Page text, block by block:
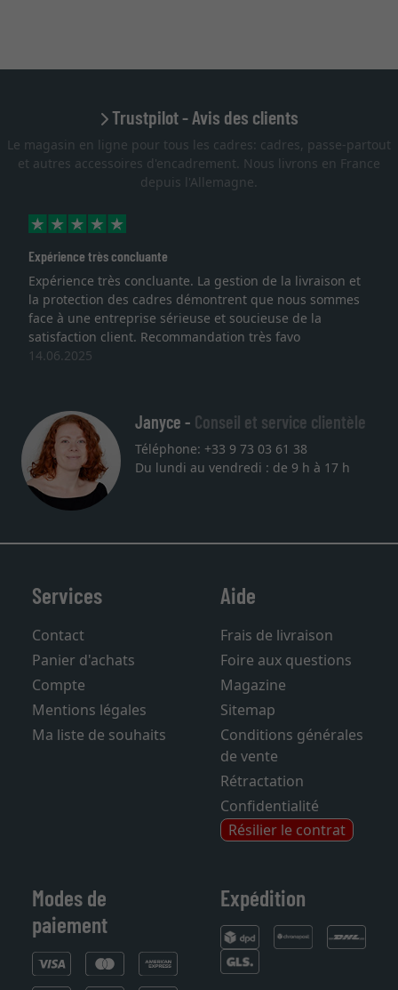
Trustpilot - Avis des clients
Le magasin en ligne pour tous les cadres: cadres, passe-partout
et autres accessoires d'encadrement. Nous livrons en France
depuis l'Allemagne.
Expérience très concluante
Expérience très concluante. La gestion de la livraison et
la protection des cadres démontrent que nous sommes
face à une entreprise sérieuse et soucieuse de la
satisfaction client. Recommandation très favo
14.06.2025
Janyce - Conseil et service clientèle
Téléphone: +33 9 73 03 61 38
Du lundi au vendredi : de 9 h à 17 h
Services
Contact
Panier d'achats
Compte
Mentions légales
Ma liste de souhaits
Aide
Frais de livraison
Foire aux questions
Magazine
Sitemap
Conditions générales
de vente
Rétractation
Confidentialité
Résilier le contrat
Modes de
paiement
Expédition